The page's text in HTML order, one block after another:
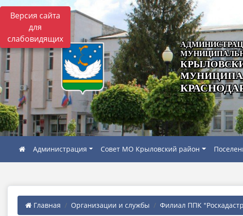
Версия сайта
для
слабовидящих
Администрация Совет МО Крыловский район
Главная Организации и службы Филиал ППК